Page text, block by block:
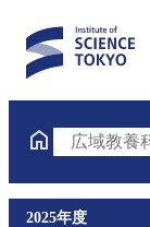
広域教養
2025年度